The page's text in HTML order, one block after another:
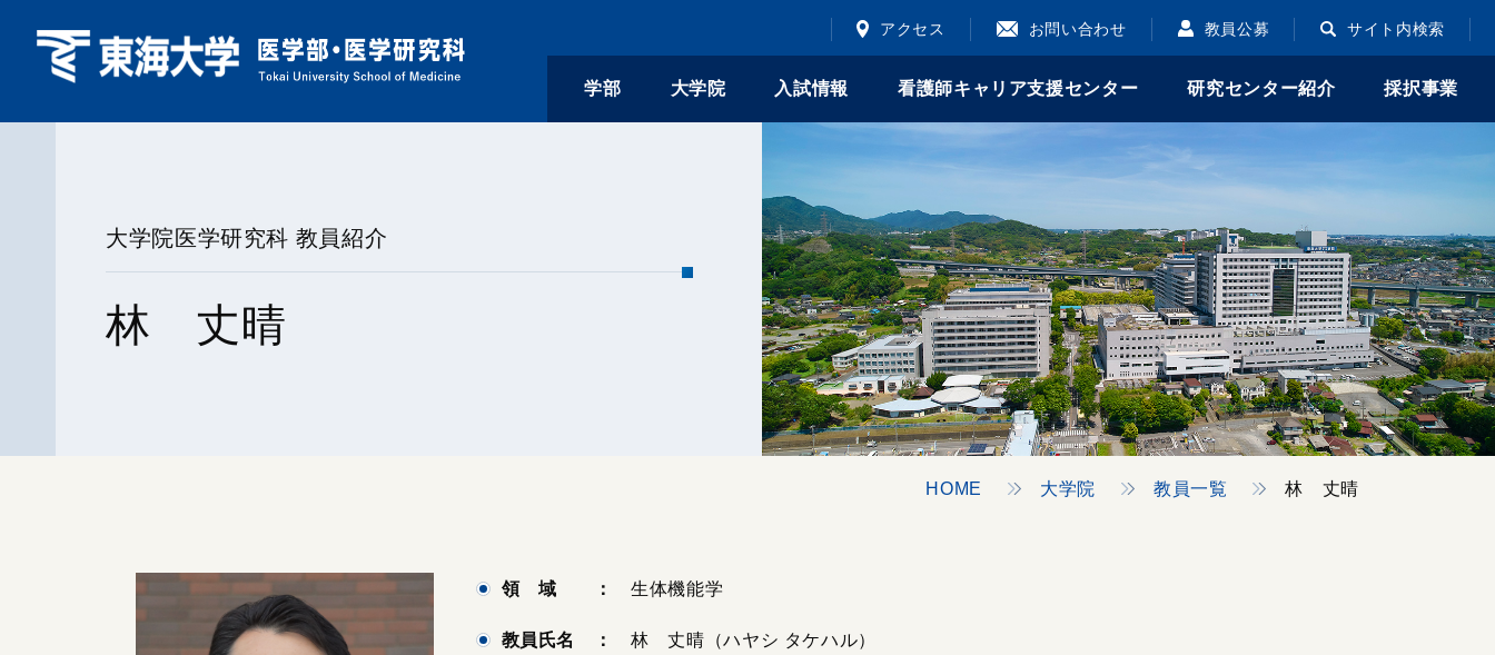
学部 大学院 入試情報 看護師キャリア支援センター 研究センター紹介 採択事業
アクセス お問い合わせ 教員公募 サイト内検索
大学院医学研究科 教員紹介
林 丈晴
HOME 大学院 教員一覧 林 丈晴
領 域 ：生体機能学
教員氏名 ：林 丈晴（ハヤシ タケハル）